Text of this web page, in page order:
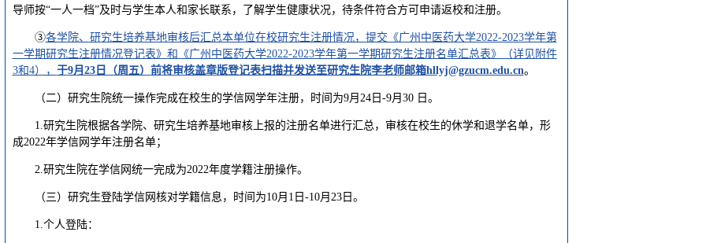
导师按“一人一档”及时与学生本人和家长联系，了解学生健康状况，待条件符合方可申请返校和注册。
③各学院、研究生培养基地审核后汇总本单位在校研究生注册情况，提交《广州中医药大学2022-2023学年第
一学期研究生注册情况登记表》和《广州中医药大学2022-2023学年第一学期研究生注册名单汇总表》（详见附件
3和4）， 于9月23日（周五） 前将审核盖章版登记表扫描并发送至研究生院李老师邮箱hllyj@gzucm.edu.cn。
（二）研究生院统一操作完成在校生的学信网学年注册，时间为9月24日-9月30 日。
1.研究生院根据各学院、研究生培养基地审核上报的注册名单进行汇总，审核在校生的休学和退学名单，形
成2022年学信网学年注册名单；
2.研究生院在学信网统一完成为2022年度学籍注册操作。
（三）研究生登陆学信网核对学籍信息，时间为10月1日-10月23日。
1.个人登陆：